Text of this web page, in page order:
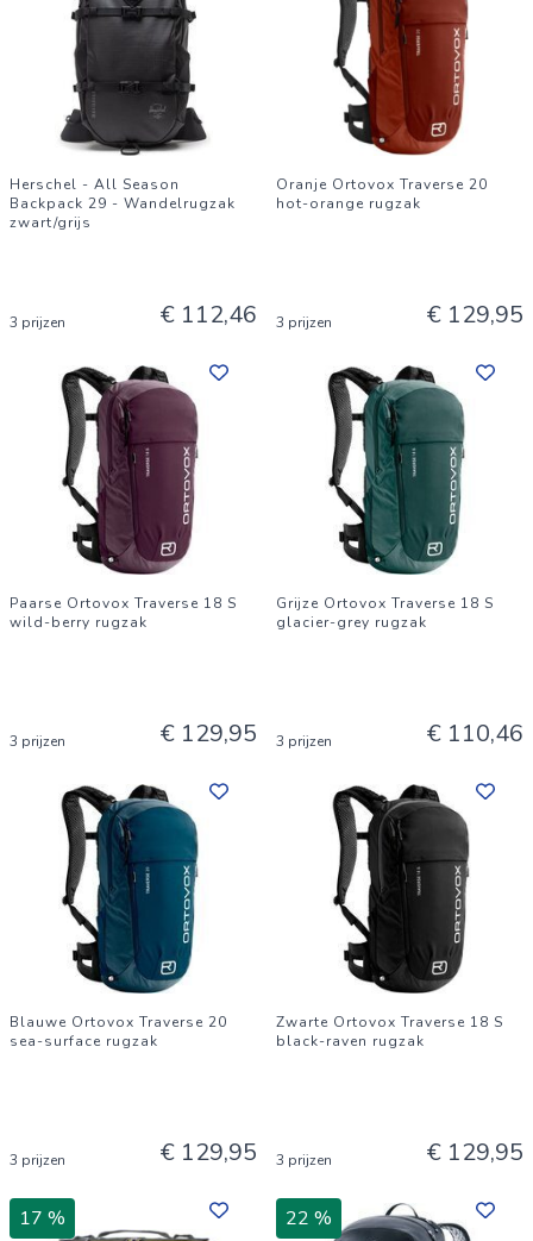
Herschel - All Season
Backpack 29 - Wandelrugzak
zwart/grijs
3 prijzen € 112,46
Oranje Ortovox Traverse 20
hot-orange rugzak
3 prijzen € 129,95
Paarse Ortovox Traverse 18 S
wild-berry rugzak
3 prijzen € 129,95
Grijze Ortovox Traverse 18 S
glacier-grey rugzak
3 prijzen € 110,46
Blauwe Ortovox Traverse 20
sea-surface rugzak
3 prijzen € 129,95
Zwarte Ortovox Traverse 18 S
black-raven rugzak
3 prijzen € 129,95
17 % 22 %